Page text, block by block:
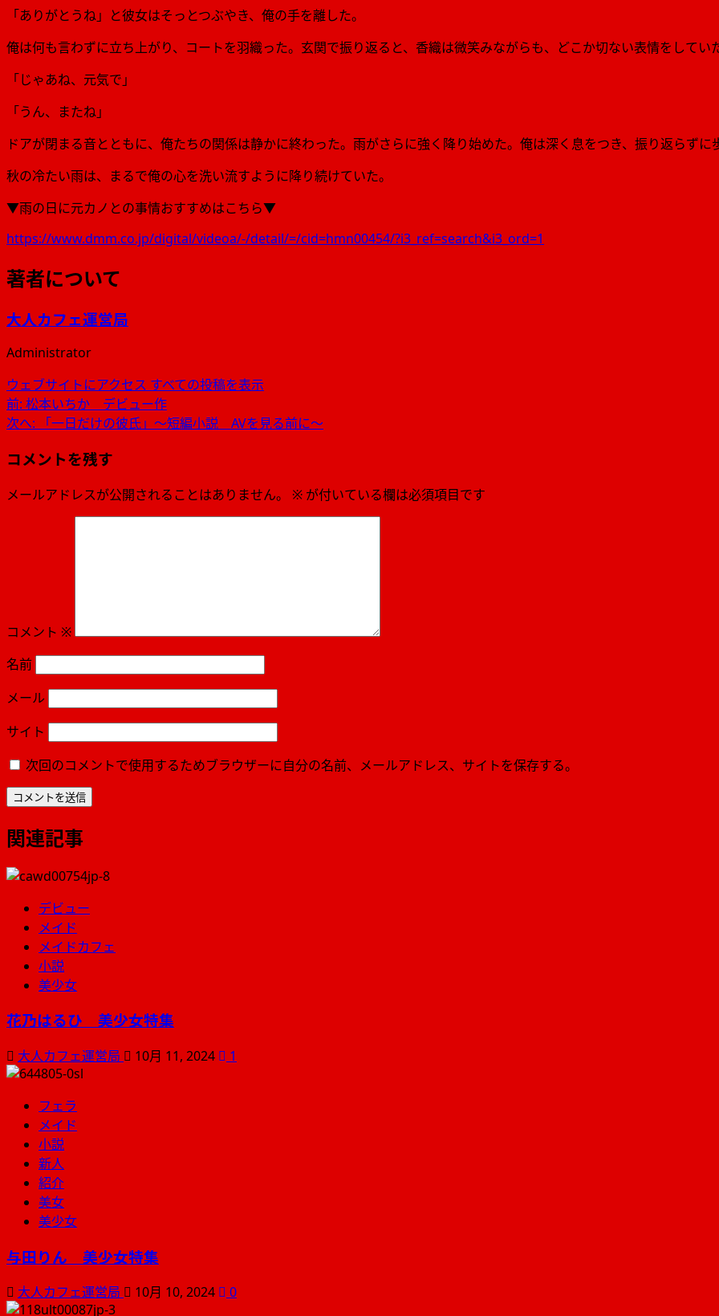
「ありがとうね」と彼女はそっとつぶやき、俺の手を離した。
俺は何も言わずに立ち上がり、コートを羽織った。玄関で振り返ると、香織は微笑みながらも、どこか切ない表情をしてい
「じゃあね、元気で」
「うん、またね」
ドアが閉まる音とともに、俺たちの関係は静かに終わった。雨がさらに強く降り始めた。俺は深く息をつき、振り返らずに
秋の冷たい雨は、まるで俺の心を洗い流すように降り続けていた。
▼雨の日に元カノとの事情おすすめはこちら▼
https://www.dmm.co.jp/digital/videoa/-/detail/=/cid=hmn00454/?i3_ref=search&i3_ord=1
著者について
大人カフェ運営局
Administrator
ウェブサイトにアクセス すべての投稿を表示
投
稿
ナ
ビ
ン
前: 松本いちか デビュー作
次へ:
「一日だけの彼氏」〜短編小説 AVを見る前に〜
コメントを残す
メールアドレスが公開されることはありません。 ※ が付いている欄は必須項目です
コメント ※
名前
メール
サイト
次回のコメントで使用するためブラウザーに自分の名前、メールアドレス、サイトを保存する。
関連記事
デビュー
メイド
メイドカフェ
小説
美少女
花乃はるひ 美少女特集
大人カフェ運営局 10月 11, 2024 1
フェラ
メイド
小説
新人
紹介
美女
美少女
与田りん 美少女特集
大人カフェ運営局 10月 10, 2024 0